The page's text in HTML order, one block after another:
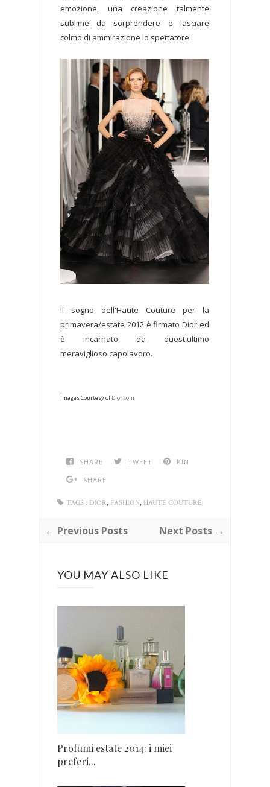
emozione, una creazione talmente
sublime da sorprendere e lasciare
colmo di ammirazione lo spettatore.
Il sogno dell'Haute Couture per la
primavera/estate 2012 è firmato Dior ed
è incarnato da quest'ultimo
meraviglioso capolavoro.
Images Courtesy ofDior.com
SHARE TWEET
PIN
SHARE
TAGS : DIOR FASHION HAUTE COUTURE
← Previous Posts Next Posts →
YOU MAY ALSO LIKE
Profumi estate 2014: i miei
preferi...